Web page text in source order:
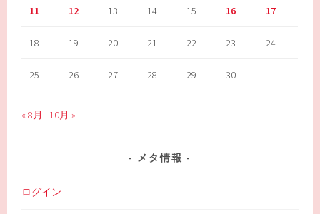
11 12 13 14 15 16 17
18 19 20 21 22 23 24
25 26 27 28 29 30
« 8月 10月 »
メタ情報
ログイン